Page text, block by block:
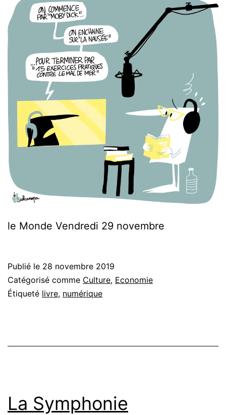
le Monde Vendredi 29 novembre
Publié le 28 novembre 2019
Catégorisé comme Culture, Economie
Étiqueté livre, numérique
La Symphonie